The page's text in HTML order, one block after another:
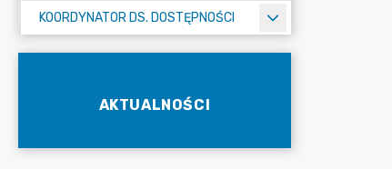
KOORDYNATOR DS. DOSTĘPNOŚCI
AKTUALNOŚCI